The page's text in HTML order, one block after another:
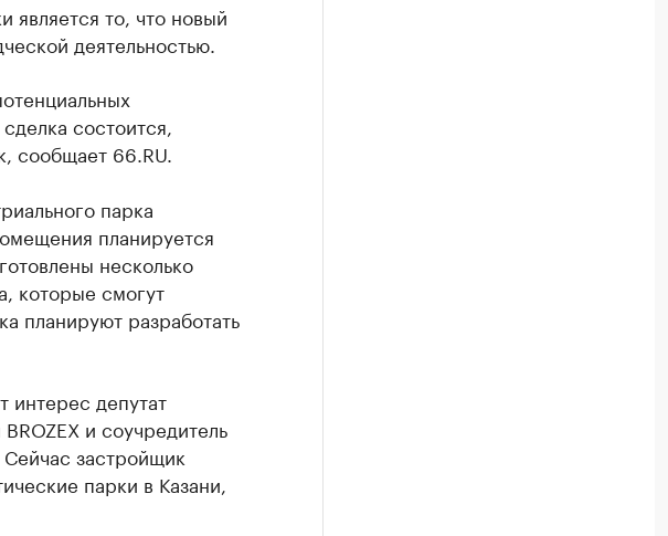
является то, что новый
деятельностью.
состоится,
сообщает 66.RU.
парка
планируется
несколько
которые смогут
планируют разработать
интерес депутат
и соучредитель
застройщик
парки в Казани,